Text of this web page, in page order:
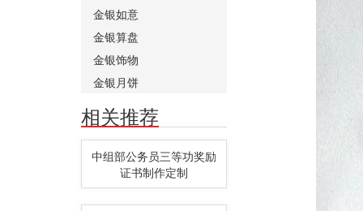
金银如意
金银算盘
金银饰物
金银月饼
相关推荐
中组部公务员三等功奖励
证书制作定制